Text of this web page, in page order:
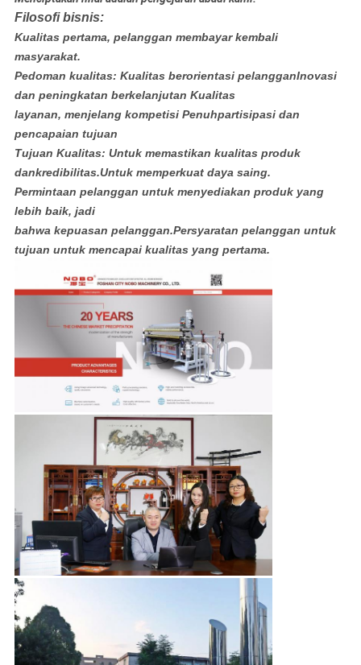
Filosofi bisnis:
Kualitas pertama, pelanggan membayar kembali
masyarakat.
Pedoman kualitas: Kualitas berorientasi pelangganInovasi
dan peningkatan berkelanjutan Kualitas
layanan, menjelang kompetisi Penuhpartisipasi dan
pencapaian tujuan
Tujuan Kualitas: Untuk memastikan kualitas produk
dankredibilitas.Untuk memperkuat daya saing.
Permintaan pelanggan untuk menyediakan produk yang
lebih baik, jadi
bahwa kepuasan pelanggan.Persyaratan pelanggan untuk
tujuan untuk mencapai kualitas yang pertama.